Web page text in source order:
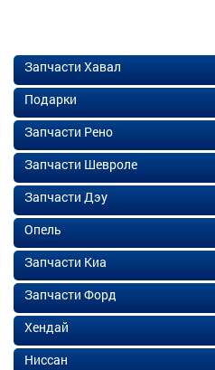
Запчасти Хавал
Подарки
Запчасти Рено
Запчасти Шевроле
Запчасти Дэу
Опель
Запчасти Киа
Запчасти Форд
Хендай
Ниссан